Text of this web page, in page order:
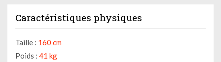
Caractéristiques physiques
Taille : 160 cm
Poids : 41 kg